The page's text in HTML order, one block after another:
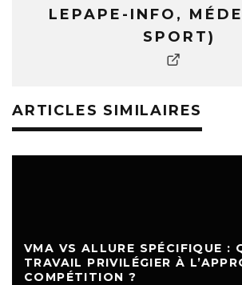
LEPAPE-INFO,
SPORT)
ARTICLES SIMILAIRES
VMA VS ALLURE SPÉCIFIQUE :
TRAVAIL PRIVILÉGIER À
COMPÉTITION ?